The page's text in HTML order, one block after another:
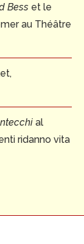
Bess et le
au Théâtre
al
ridanno vita